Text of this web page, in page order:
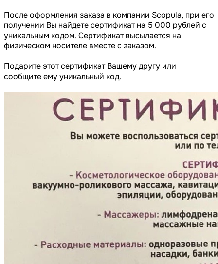
После оформления заказа в компании Scopula, при его
получении Вы найдете сертификат на 5 000 рублей с
уникальным кодом. Сертификат высылается на
физическом носителе вместе с заказом.
Подарите этот сертификат Вашему другу или
сообщите ему уникальный код.